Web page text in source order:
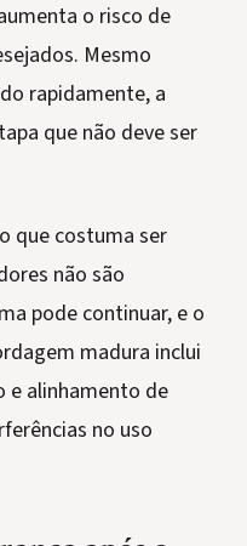
o risco de
Mesmo
rapidamente, a
que não deve ser
que costuma ser
não são
pode continuar, e o
madura inclui
e alinhamento de
no uso